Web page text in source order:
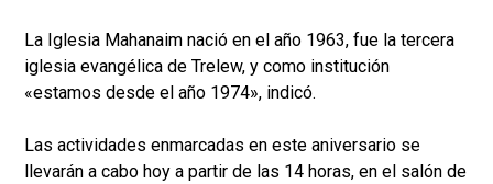
La Iglesia Mahanaim nació en el año 1963, fue la tercera
iglesia evangélica de Trelew, y como institución
«estamos desde el año 1974», indicó.
Las actividades enmarcadas en este aniversario se
llevarán a cabo hoy a partir de las 14 horas, en el salón de